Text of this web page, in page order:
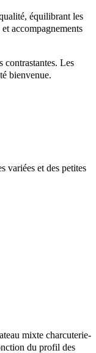
équilibrant les
accompagnements
contrastantes. Les
bienvenue.
variées et des petites
mixte charcuterie-
du profil des